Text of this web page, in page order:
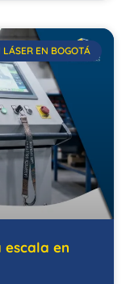
EN BOGOTÁ
escala en